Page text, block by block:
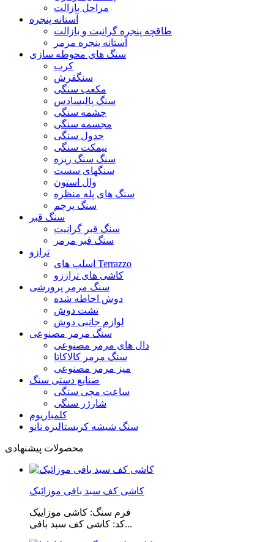
مراحل بازالت
آستانه پنجره
طاقچه پنجره گرانیت و بازالت
آستانه پنجره مرمر
سنگ های محوطه سازی
کرب
سنگفرش
مکعب سنگی
سنگ پالیسادس
چشمه سنگی
مجسمه سنگی
جدول سنگی
نیمکت سنگی
سنگ سنگ ریزه
سنگهای سست
وال استون
سنگ های پله منظره
سنگ پرچم
سنگ قبر
سنگ قبر گرانیت
سنگ قبر مرمر
ترازو
اسلب های Terrazzo
کاشی های تراززو
سنگ مرمر پرورشی
دوش احاطه شده
تشت دوش
لوازم جانبی دوش
سنگ مرمر مصنوعی
دال های مرمر مصنوعی
سنگ مرمر کالاکاتا
میز مرمر مصنوعی
صنایع دستی سنگ
ساعت مچی سنگی
شارژر سنگی
کلمباریوم
سنگ شیشه کریستالیزه نانو
محصولات پیشنهادی
کاشی کف سبد بافی موزائیک
فرم سنگ: کاشی موزاییک
کد: کاشی کف سبد بافی...